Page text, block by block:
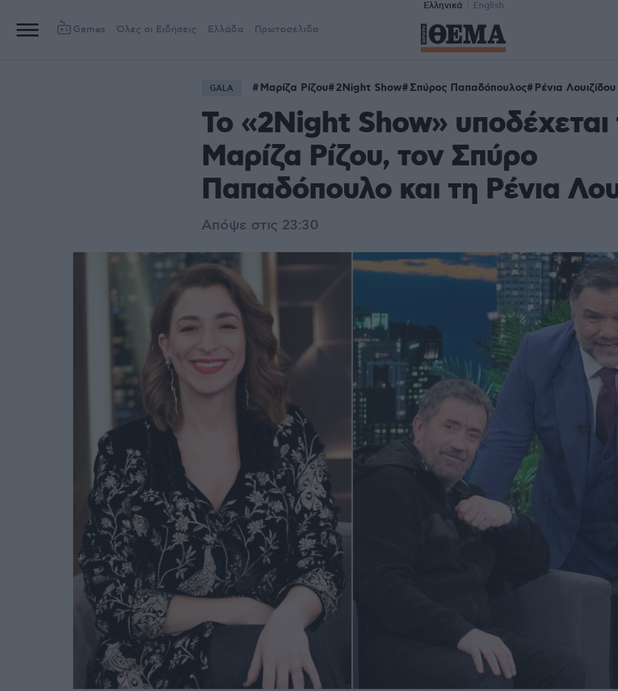
Ελληνικά English
Games Όλες οι Ειδήσεις Ελλάδα Πρωτοσέλιδα
GALA Μαρίζα Ρίζου 2Night Show Σπύρος Παπαδόπουλος Ρένια Λουιζίδου
Το «2Night Show» υποδέχεται
Μαρίζα Ρίζου, τον Σπύρο
Παπαδόπουλο και τη Ρένια
Απόψε στις 23:30